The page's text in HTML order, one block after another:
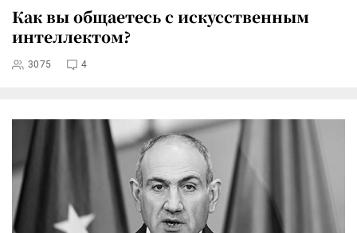
Как вы общаетесь с искусственным
интеллектом?
3075 4